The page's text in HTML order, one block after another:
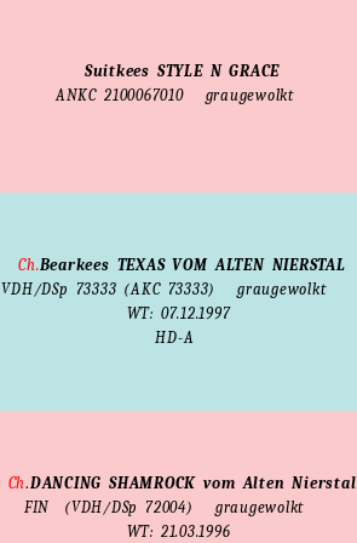
Suitkees STYLE N GRACE
ANKC 2100067010
graugewolkt
Ch.Bearkees TEXAS VOM ALTEN NIERSTAL
VDH/DSp 73333 (AKC 73333)
graugewolkt
WT: 07.12.1997
HD-A
Ch.DANCING SHAMROCK vom Alten Nierstal
FIN (VDH/DSp 72004)
graugewolkt
WT: 21.03.1996